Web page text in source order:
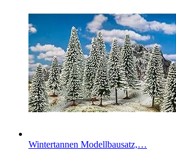
Wintertannen Modellbausatz,…